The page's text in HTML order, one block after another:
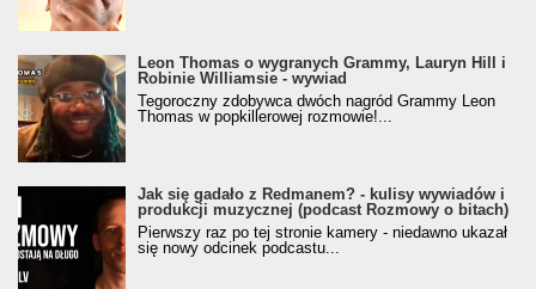
Leon Thomas o wygranych Grammy, Lauryn Hill i
Robinie Williamsie - wywiad
Tegoroczny zdobywca dwóch nagród Grammy Leon
Thomas w popkillerowej rozmowie!...
Jak się gadało z Redmanem? - kulisy wywiadów i
produkcji muzycznej (podcast Rozmowy o bitach)
Pierwszy raz po tej stronie kamery - niedawno ukazał
się nowy odcinek podcastu...